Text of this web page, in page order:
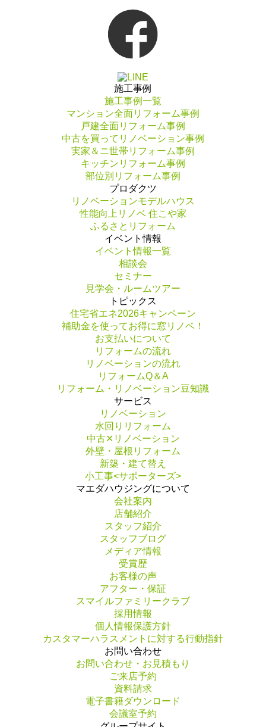
施工事例
施工事例一覧
マンション全面リフォーム事例
戸建全面リフォーム事例
中古を買ってリノベーション事例
実家＆ニ世帯リフォーム事例
キッチンリフォーム事例
部位別リフォーム事例
プロダクツ
リノベーションモデルハウス
性能向上リノベ 住こや家
ふるさとリフォーム
イベント情報
イベント情報一覧
相談会
セミナー
見学会・ルームツアー
トピックス
住宅省エネ2026キャンペーン
補助金を使ってお得に窓リノベ！
お支払いについて
リフォームの流れ
リノベーションの流れ
リフォームQ＆A
リフォーム・リノベーション豆知識
サービス
リノベーション
水回りリフォーム
中古✕リノベーション
外壁・屋根リフォーム
新築・建て替え
小工事<サポーターズ>
マエダハウジングについて
会社案内
店舗紹介
スタッフ紹介
スタッフブログ
メディア情報
受賞歴
お客様の声
アフター・保証
スマイルファミリークラブ
採用情報
個人情報保護方針
カスタマーハラスメントに対する行動指針
お問い合わせ
お問い合わせ・お見積もり
ご来店予約
資料請求
電子書籍ダウンロード
会議室予約